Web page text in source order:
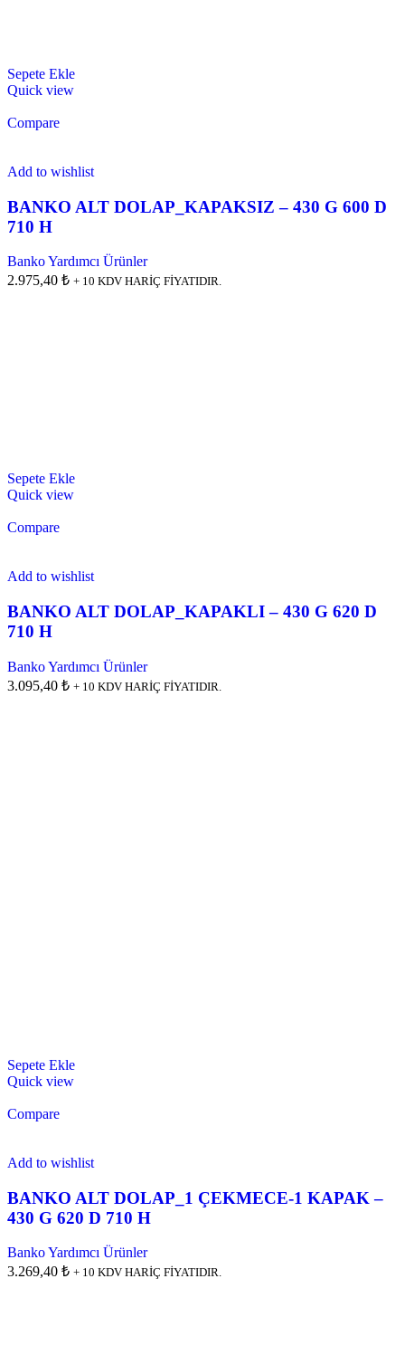
Sepete Ekle
Quick view
Compare
Add to wishlist
BANKO ALT DOLAP_KAPAKSIZ – 430 G 600 D
710 H
Banko Yardımcı Ürünler
2.975,40 ₺ + 10 KDV HARİÇ FİYATIDIR.
Sepete Ekle
Quick view
Compare
Add to wishlist
BANKO ALT DOLAP_KAPAKLI – 430 G 620 D
710 H
Banko Yardımcı Ürünler
3.095,40 ₺ + 10 KDV HARİÇ FİYATIDIR.
Sepete Ekle
Quick view
Compare
Add to wishlist
BANKO ALT DOLAP_1 ÇEKMECE-1 KAPAK –
430 G 620 D 710 H
Banko Yardımcı Ürünler
3.269,40 ₺ + 10 KDV HARİÇ FİYATIDIR.